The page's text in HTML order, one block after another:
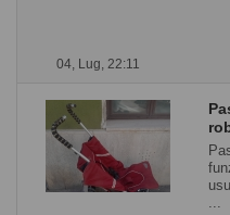
04, Lug, 22:11
...